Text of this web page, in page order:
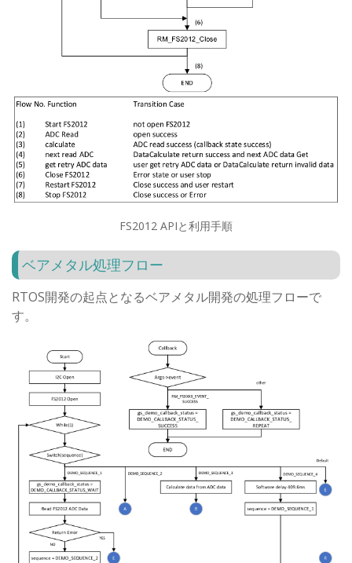
FS2012 APIと利用手順
ベアメタル処理フロー
RTOS開発の起点となるベアメタル開発の処理フローで
す。